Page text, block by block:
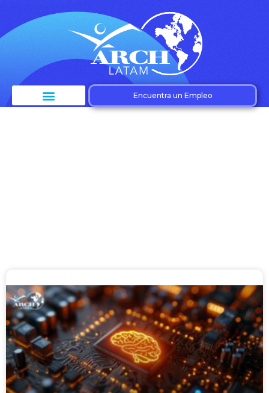
Encuentra un Empleo